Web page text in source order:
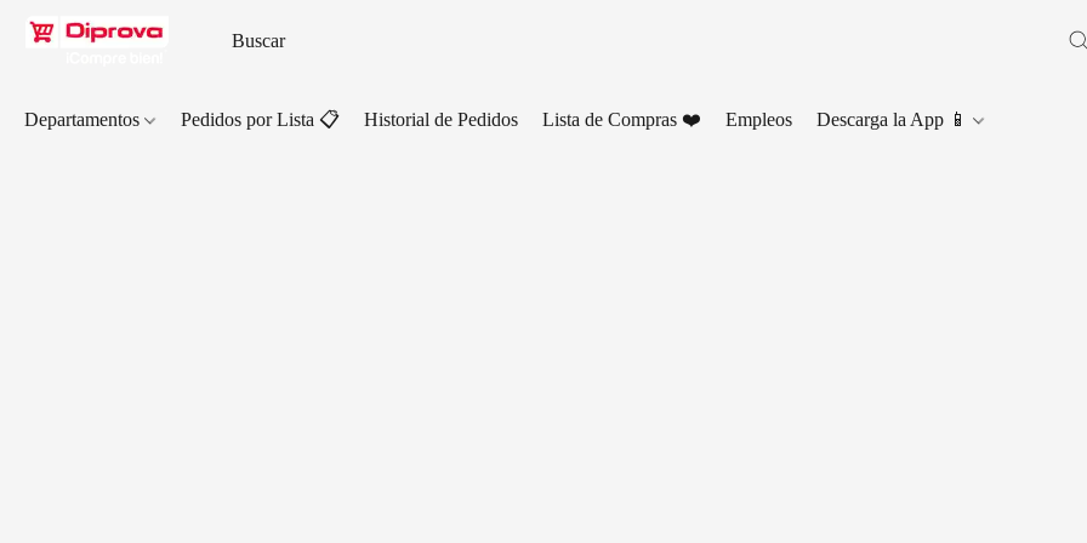
Departamentos Pedidos por Lista 📋 Historial de Pedidos Lista de Compras ❤️ Empleos Descarga la App 📱